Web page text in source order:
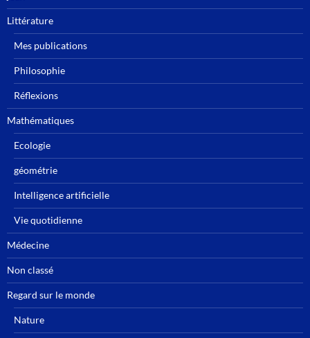
Littérature
Mes publications
Philosophie
Réflexions
Mathématiques
Ecologie
géométrie
Intelligence artificielle
Vie quotidienne
Médecine
Non classé
Regard sur le monde
Nature